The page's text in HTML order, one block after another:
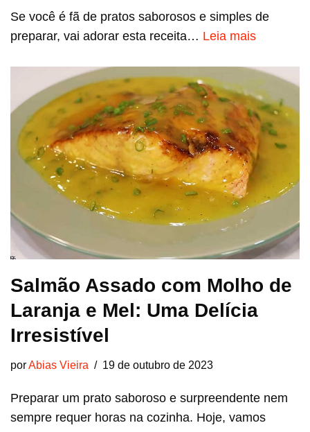
Se você é fã de pratos saborosos e simples de
preparar, vai adorar esta receita… Leia mais
Salmão Assado com Molho de
Laranja e Mel: Uma Delícia
Irresistível
porAbias Vieira 19 de outubro de 2023
Preparar um prato saboroso e surpreendente nem
sempre requer horas na cozinha. Hoje, vamos